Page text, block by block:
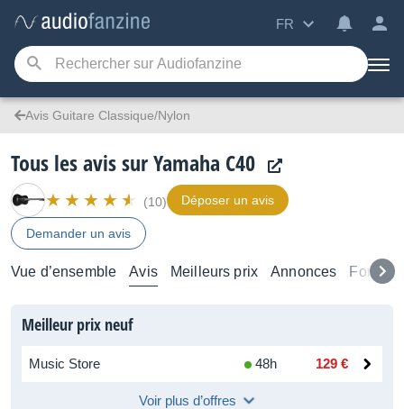
FR
Avis Guitare Classique/Nylon
Tous les avis sur Yamaha C40
(10) Déposer un avis
Demander un avis
Vue d’ensemble Avis Meilleurs prix Annonces Forums
Meilleur prix neuf
Music Store 48h 129 €
Voir plus d’offres